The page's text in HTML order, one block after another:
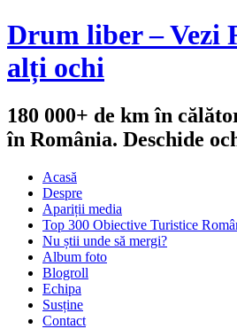
Drum liber – Vezi
alți ochi
180 000+ de km în
în România. Deschide
Acasă
Despre
Apariții media
Top 300 Obiective Turistice
Nu știi unde să mergi?
Album foto
Blogroll
Echipa
Susține
Contact